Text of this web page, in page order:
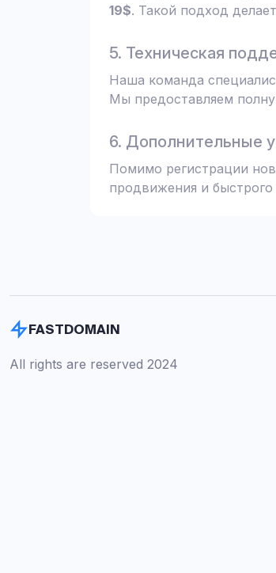
19$. Такой подход
5. Техническая
Наша команда
Мы предоставляем
6. Дополнительные
Помимо регистрации
продвижения и
FASTDOMAIN
All rights are reserved 2024